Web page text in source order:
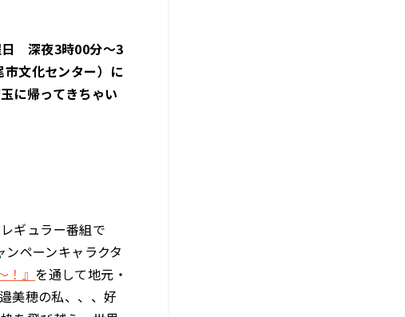
日 深夜3時00分～3
文化センター）に
に帰ってきちゃい
ギュラー番組で
ペーンキャラクタ
』 を通して地元・
美穂の私、、、好